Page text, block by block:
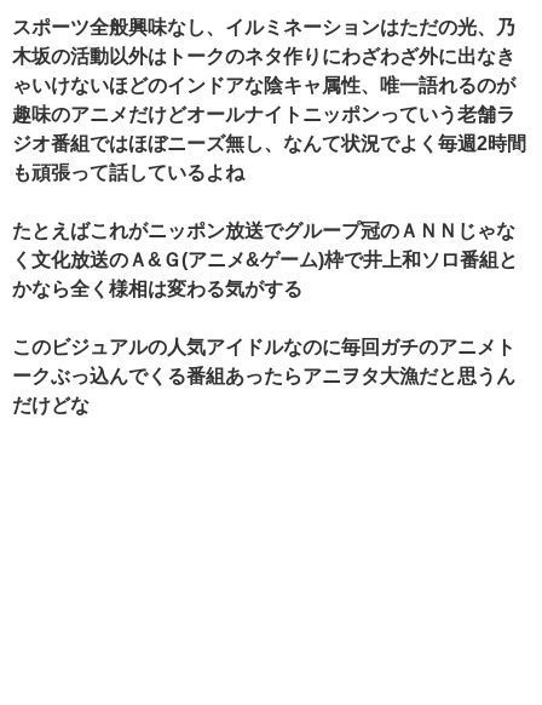
スポーツ全般興味なし、イルミネーションはただの光、乃
木坂の活動以外はトークのネタ作りにわざわざ外に出なき
ゃいけないほどのインドアな陰キャ属性、唯一語れるのが
趣味のアニメだけどオールナイトニッポンっていう老舗ラ
ジオ番組ではほぼニーズ無し、なんて状況でよく毎週2時間
も頑張って話しているよね
たとえばこれがニッポン放送でグループ冠のＡＮＮじゃな
く文化放送のＡ&Ｇ(アニメ&ゲーム)枠で井上和ソロ番組と
かなら全く様相は変わる気がする
このビジュアルの人気アイドルなのに毎回ガチのアニメト
ークぶっ込んでくる番組あったらアニヲタ大漁だと思うん
だけどな